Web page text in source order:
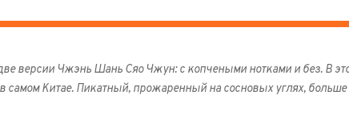
версии Чжэнь Шань Сяо Чжун: с копчеными нотками и без. В
самом Китае. Пикатный, прожаренный на сосновых углях,